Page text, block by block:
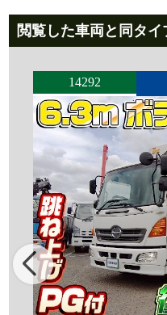
閲覧した車両と同タイ
14292